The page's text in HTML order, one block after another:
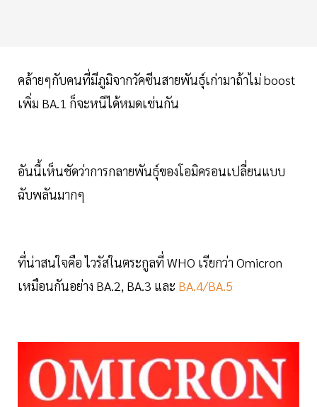
คล้ายๆกับคนที่มีภูมิจากวัคซีนสายพันธุ์เก่ามาถ้าไม่ boost
เพิ่ม BA.1 ก็จะหนีได้หมดเช่นกัน
อันนี้เห็นชัดว่าการกลายพันธุ์ของโอมิครอนเปลี่ยนแบบ
ฉับพลันมากๆ
ที่น่าสนใจคือ ไวรัสในตระกูลที่ WHO เรียกว่า Omicron
เหมือนกันอย่าง BA.2, BA.3 และ BA.4/BA.5